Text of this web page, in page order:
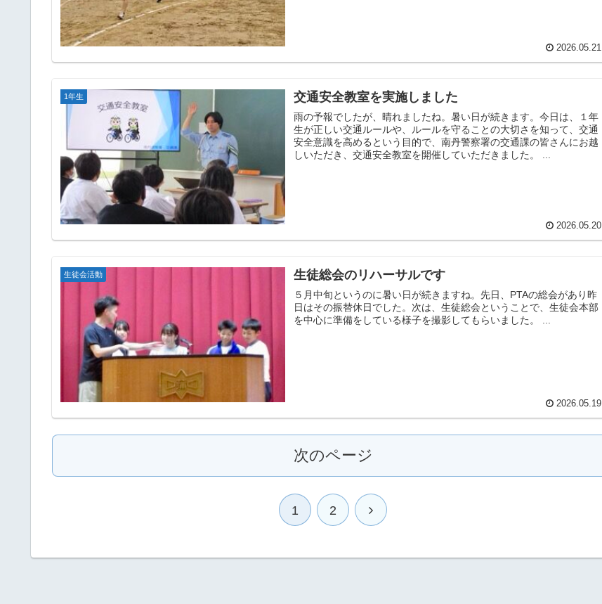
2026.05.21
1年生 交通安全教室を実施しました
雨の予報でしたが、晴れましたね。暑い日が続きます。今日は、１年
生が正しい交通ルールや、ルールを守ることの大切さを知って、交通
安全意識を高めるという目的で、南丹警察署の交通課の皆さんにお越
しいただき、交通安全教室を開催していただきました。 ...
2026.05.20
生徒会活動 生徒総会のリハーサルです
５月中旬というのに暑い日が続きますね。先日、PTAの総会があり昨
日はその振替休日でした。次は、生徒総会ということで、生徒会本部
を中心に準備をしている様子を撮影してもらいました。 ...
2026.05.19
次のページ
1 2